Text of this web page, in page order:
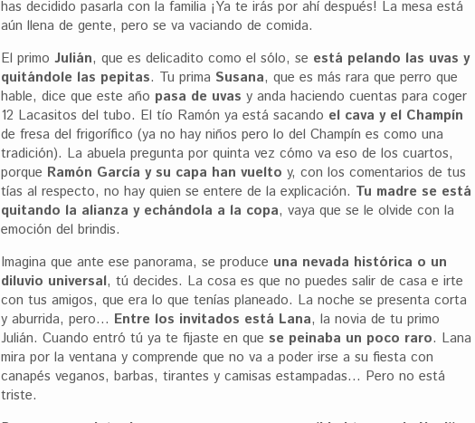
has decidido pasarla con la familia ¡Ya te irás por ahí después! La mesa está
aún llena de gente, pero se va vaciando de comida.
El primo Julián, que es delicadito como el sólo, se está pelando las uvas y
quitándole las pepitas. Tu prima Susana, que es más rara que perro que
hable, dice que este año pasa de uvas y anda haciendo cuentas para coger
12 Lacasitos del tubo. El tío Ramón ya está sacando el cava y el Champín
de fresa del frigorífico (ya no hay niños pero lo del Champín es como una
tradición). La abuela pregunta por quinta vez cómo va eso de los cuartos,
porque Ramón García y su capa han vuelto y, con los comentarios de tus
tías al respecto, no hay quien se entere de la explicación. Tu madre se está
quitando la alianza y echándola a la copa, vaya que se le olvide con la
emoción del brindis.
Imagina que ante ese panorama, se produce una nevada histórica o un
diluvio universal, tú decides. La cosa es que no puedes salir de casa e irte
con tus amigos, que era lo que tenías planeado. La noche se presenta corta
y aburrida, pero… Entre los invitados está Lana, la novia de tu primo
Julián. Cuando entró tú ya te fijaste en que se peinaba un poco raro. Lana
mira por la ventana y comprende que no va a poder irse a su fiesta con
canapés veganos, barbas, tirantes y camisas estampadas… Pero no está
triste.